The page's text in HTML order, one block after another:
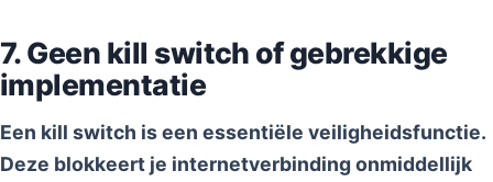
7. Geen kill switch of gebrekkige
implementatie
Een kill switch is een essentiële veiligheidsfunctie.
Deze blokkeert je internetverbinding onmiddellijk